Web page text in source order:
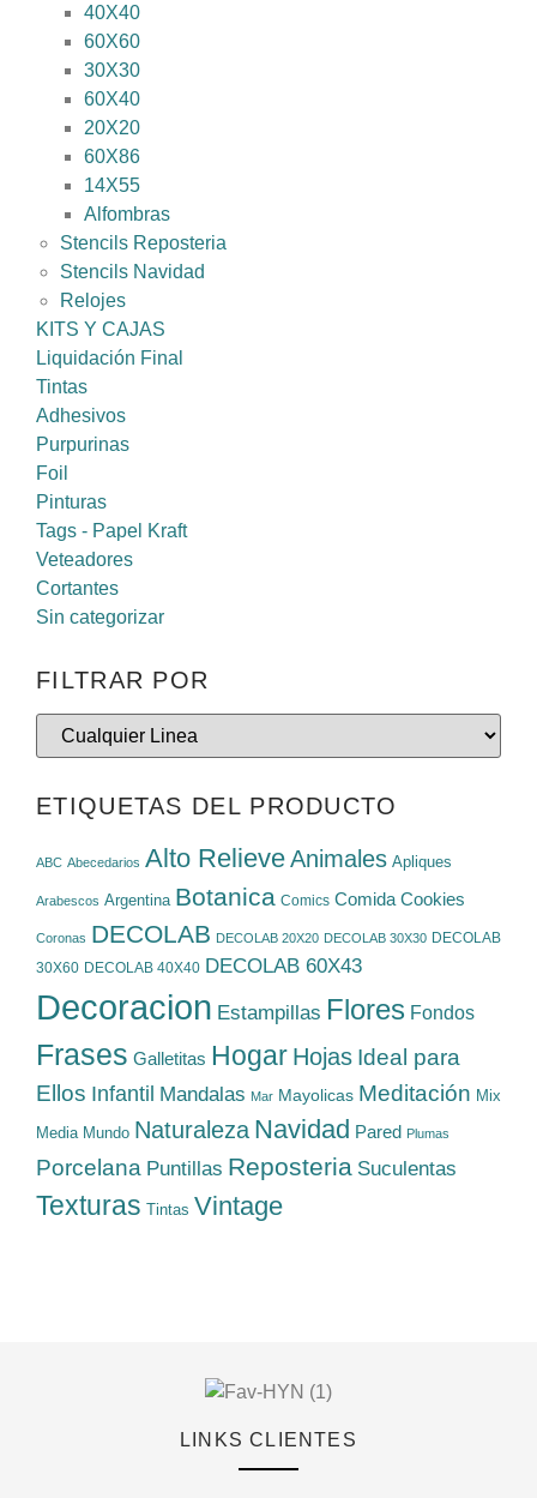
40X40
60X60
30X30
60X40
20X20
60X86
14X55
Alfombras
Stencils Reposteria
Stencils Navidad
Relojes
KITS Y CAJAS
Liquidación Final
Tintas
Adhesivos
Purpurinas
Foil
Pinturas
Tags - Papel Kraft
Veteadores
Cortantes
Sin categorizar
FILTRAR POR
ETIQUETAS DEL PRODUCTO
ABC Abecedarios Alto RelieveAnimales Apliques
Arabescos Argentina Botanica Comics Comida Cookies
Coronas DECOLAB DECOLAB 20X20 DECOLAB 30X30 DECOLAB
30X60 DECOLAB 40X40 DECOLAB 60X43
Decoracion Estampillas Flores Fondos
Frases Galletitas Hogar Hojas Ideal para
Ellos Infantil Mandalas Mar Mayolicas Meditación Mix
Media Mundo Naturaleza Navidad Pared Plumas
Porcelana Puntillas Reposteria Suculentas
Texturas Tintas Vintage
LINKS CLIENTES